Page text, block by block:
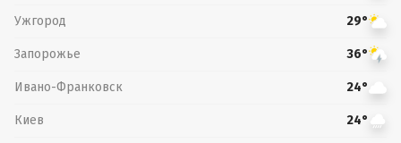
Ужгород 29°
Запорожье 36°
Ивано-Франковск 24°
Киев 24°